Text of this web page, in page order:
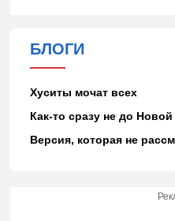
БЛОГИ
Хуситы мочат всех
Как-то сразу не до
Версия, которая не